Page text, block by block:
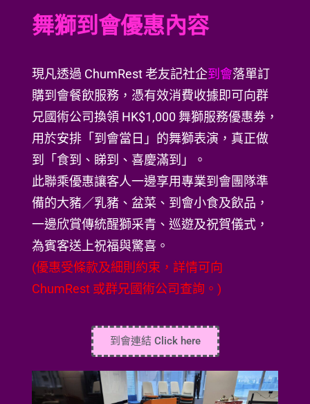
舞獅到會優惠內容
現凡透過 ChumRest 老友記社企到會落單訂
購到會餐飲服務，憑有效消費收據即可向群
兄國術公司換領 HK$1,000 舞獅服務優惠券，
用於安排「到會當日」的舞獅表演，真正做
到「食到、睇到、喜慶滿到」。
此聯乘優惠讓客人一邊享用專業到會團隊準
備的大豬／乳豬、盆菜、到會小食及飲品，
一邊欣賞傳統醒獅采青、巡遊及祝賀儀式，
為賓客送上祝福與驚喜。
(優惠受條款及細則約束，詳情可向
ChumRest 或群兄國術公司查詢。)
到會連結 Click here